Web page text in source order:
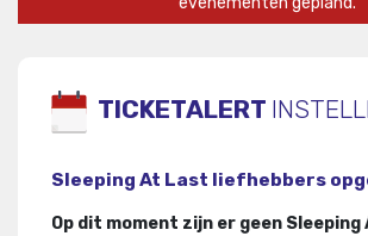
TICKETALERT
Sleeping At Last liefhebbers
Op dit moment zijn er geen